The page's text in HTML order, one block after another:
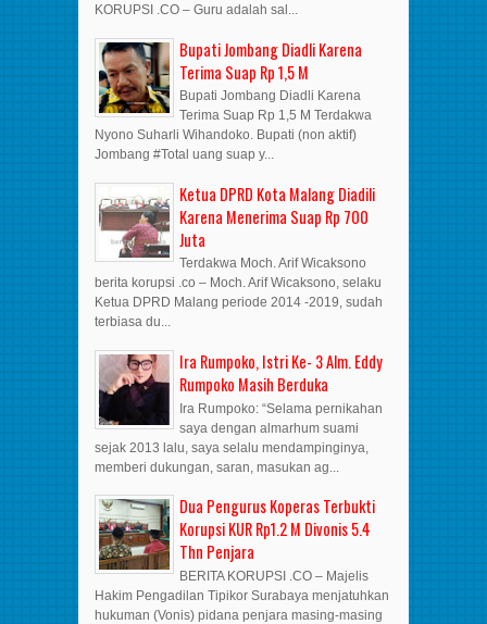
KORUPSI .CO – Guru adalah sal...
Bupati Jombang Diadli Karena
Terima Suap Rp 1,5 M
Bupati Jombang Diadli Karena
Terima Suap Rp 1,5 M Terdakwa
Nyono Suharli Wihandoko. Bupati (non aktif)
Jombang #Total uang suap y...
Ketua DPRD Kota Malang Diadili
Karena Menerima Suap Rp 700
Juta
Terdakwa Moch. Arif Wicaksono
berita korupsi .co – Moch. Arif Wicaksono, selaku
Ketua DPRD Malang periode 2014 -2019, sudah
terbiasa du...
Ira Rumpoko, Istri Ke- 3 Alm. Eddy
Rumpoko Masih Berduka
Ira Rumpoko: “Selama pernikahan
saya dengan almarhum suami
sejak 2013 lalu, saya selalu mendampinginya,
memberi dukungan, saran, masukan ag...
Dua Pengurus Koperas Terbukti
Korupsi KUR Rp1.2 M Divonis 5.4
Thn Penjara
BERITA KORUPSI .CO – Majelis
Hakim Pengadilan Tipikor Surabaya menjatuhkan
hukuman (Vonis) pidana penjara masing-masing